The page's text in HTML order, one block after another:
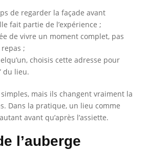
de regarder la façade avant
fait partie de l’expérience ;
de vivre un moment complet, pas
;
choisis cette adresse pour
du lieu.
mais ils changent vraiment la
Dans la pratique, un lieu comme
avant qu’après l’assiette.
l’auberge